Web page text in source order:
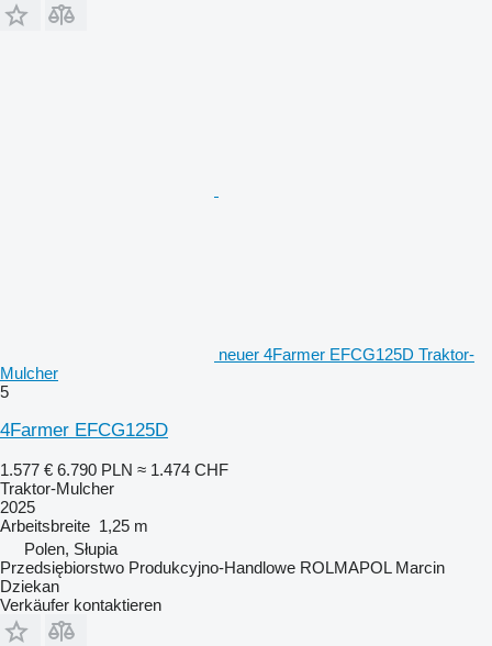
neuer 4Farmer EFCG125D Traktor-
Mulcher
5
4Farmer EFCG125D
1.577 € 6.790 PLN ≈ 1.474 CHF
Traktor-Mulcher
2025
Arbeitsbreite 1,25 m
Polen, Słupia
Przedsiębiorstwo Produkcyjno-Handlowe ROLMAPOL Marcin
Dziekan
Verkäufer kontaktieren